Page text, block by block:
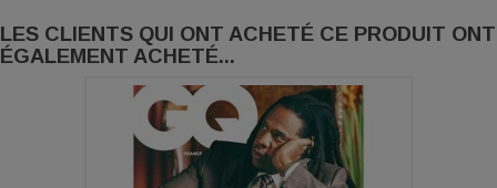
LES CLIENTS QUI ONT ACHETÉ CE PRODUIT ONT
ÉGALEMENT ACHETÉ...